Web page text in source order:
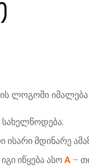
ლოგოში იმალება
სახელწოდება;
ისარი მდინარე
იწყება ასოA –